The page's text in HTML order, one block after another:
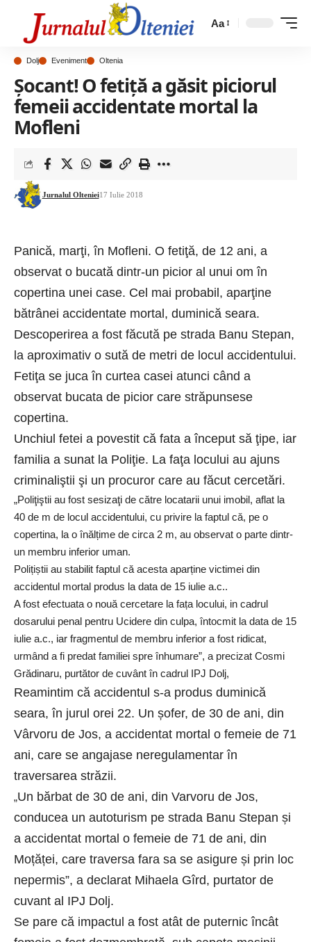
Aa
Dolj Eveniment Oltenia
Şocant! O fetiţă a găsit piciorul
femeii accidentate mortal la
Mofleni
Jurnalul Olteniei17 Iulie 2018
Panică, marţi, în Mofleni. O fetiţă, de 12 ani, a
observat o bucată dintr-un picior al unui om în
copertina unei case. Cel mai probabil, aparţine
bătrânei accidentate mortal, duminică seara.
Descoperirea a fost făcută pe strada Banu Stepan,
la aproximativ o sută de metri de locul accidentului.
Fetiţa se juca în curtea casei atunci când a
observat bucata de picior care străpunsese
copertina.
Unchiul fetei a povestit că fata a început să ţipe, iar
familia a sunat la Poliţie. La faţa locului au ajuns
criminaliştii şi un procuror care au făcut cercetări.
„Poliţiştii au fost sesizaţi de către locatarii unui imobil, aflat la
40 de m de locul accidentului, cu privire la faptul că, pe o
copertina, la o înălțime de circa 2 m, au observat o parte dintr-
un membru inferior uman.
Polițiștii au stabilit faptul că acesta aparține victimei din
accidentul mortal produs la data de 15 iulie a.c..
A fost efectuata o nouă cercetare la fața locului, in cadrul
dosarului penal pentru Ucidere din culpa, întocmit la data de 15
iulie a.c., iar fragmentul de membru inferior a fost ridicat,
urmând a fi predat familiei spre înhumare”, a precizat Cosmi
Grădinaru, purtător de cuvânt în cadrul IPJ Dolj,
Reamintim că accidentul s-a produs duminică
seara, în jurul orei 22. Un șofer, de 30 de ani, din
Vârvoru de Jos, a accidentat mortal o femeie de 71
ani, care se angajase neregulamentar în
traversarea străzii.
„Un bărbat de 30 de ani, din Varvoru de Jos,
conducea un autoturism pe strada Banu Stepan și
a accidentat mortal o femeie de 71 de ani, din
Moțăței, care traversa fara sa se asigure și prin loc
nepermis”, a declarat Mihaela Gîrd, purtator de
cuvant al IPJ Dolj.
Se pare că impactul a fost atât de puternic încât